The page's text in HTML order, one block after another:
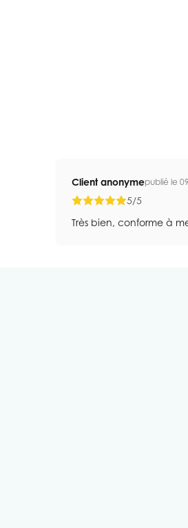
Client anonymepublié le
5/5
Très bien, conforme à